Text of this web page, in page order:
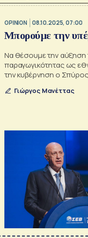
OPINION 08.10.2025, 07:00
Μπορούμε την
Να θέσουμε την αύξηση
παραγωγικότητας ως
την κυβέρνηση ο
Γιώργος Μανέττας